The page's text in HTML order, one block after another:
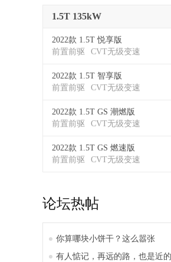
1.5T 135kW
2022款 1.5T 悦享版
前置前驱
CVT无级变速
2022款 1.5T 智享版
前置前驱
CVT无级变速
2022款 1.5T GS 潮燃版
前置前驱
CVT无级变速
2022款 1.5T GS 燃速版
前置前驱
CVT无级变速
论坛热帖
你算哪块小饼干？这么嚣张
有人惦记，再远的路，也是近的